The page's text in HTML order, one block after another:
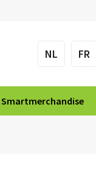
NL FR
Smartmerchandise